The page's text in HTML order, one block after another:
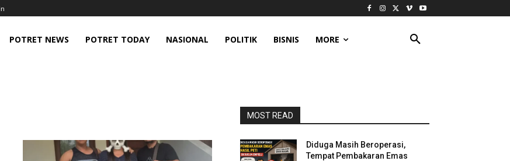
POTRET NEWS POTRET TODAY NASIONAL POLITIK BISNIS MORE
MOST READ
Diduga Masih Beroperasi,
Tempat Pembakaran Emas